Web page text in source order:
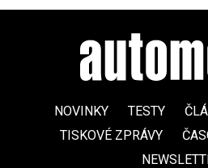
NOVINKY TESTY
TISKOVÉ ZPRÁVY